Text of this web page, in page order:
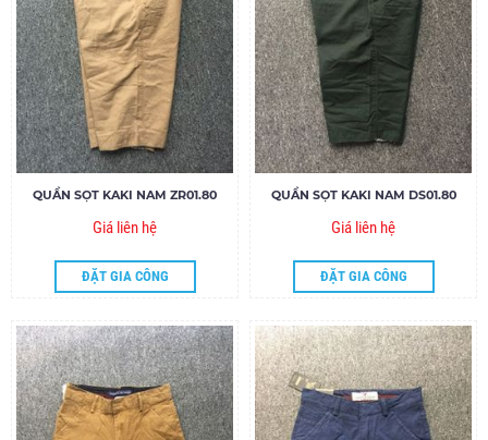
QUẦN SỌT KAKI NAM ZR01.80
Giá liên hệ
ĐẶT GIA CÔNG
QUẦN SỌT KAKI NAM DS01.80
Giá liên hệ
ĐẶT GIA CÔNG